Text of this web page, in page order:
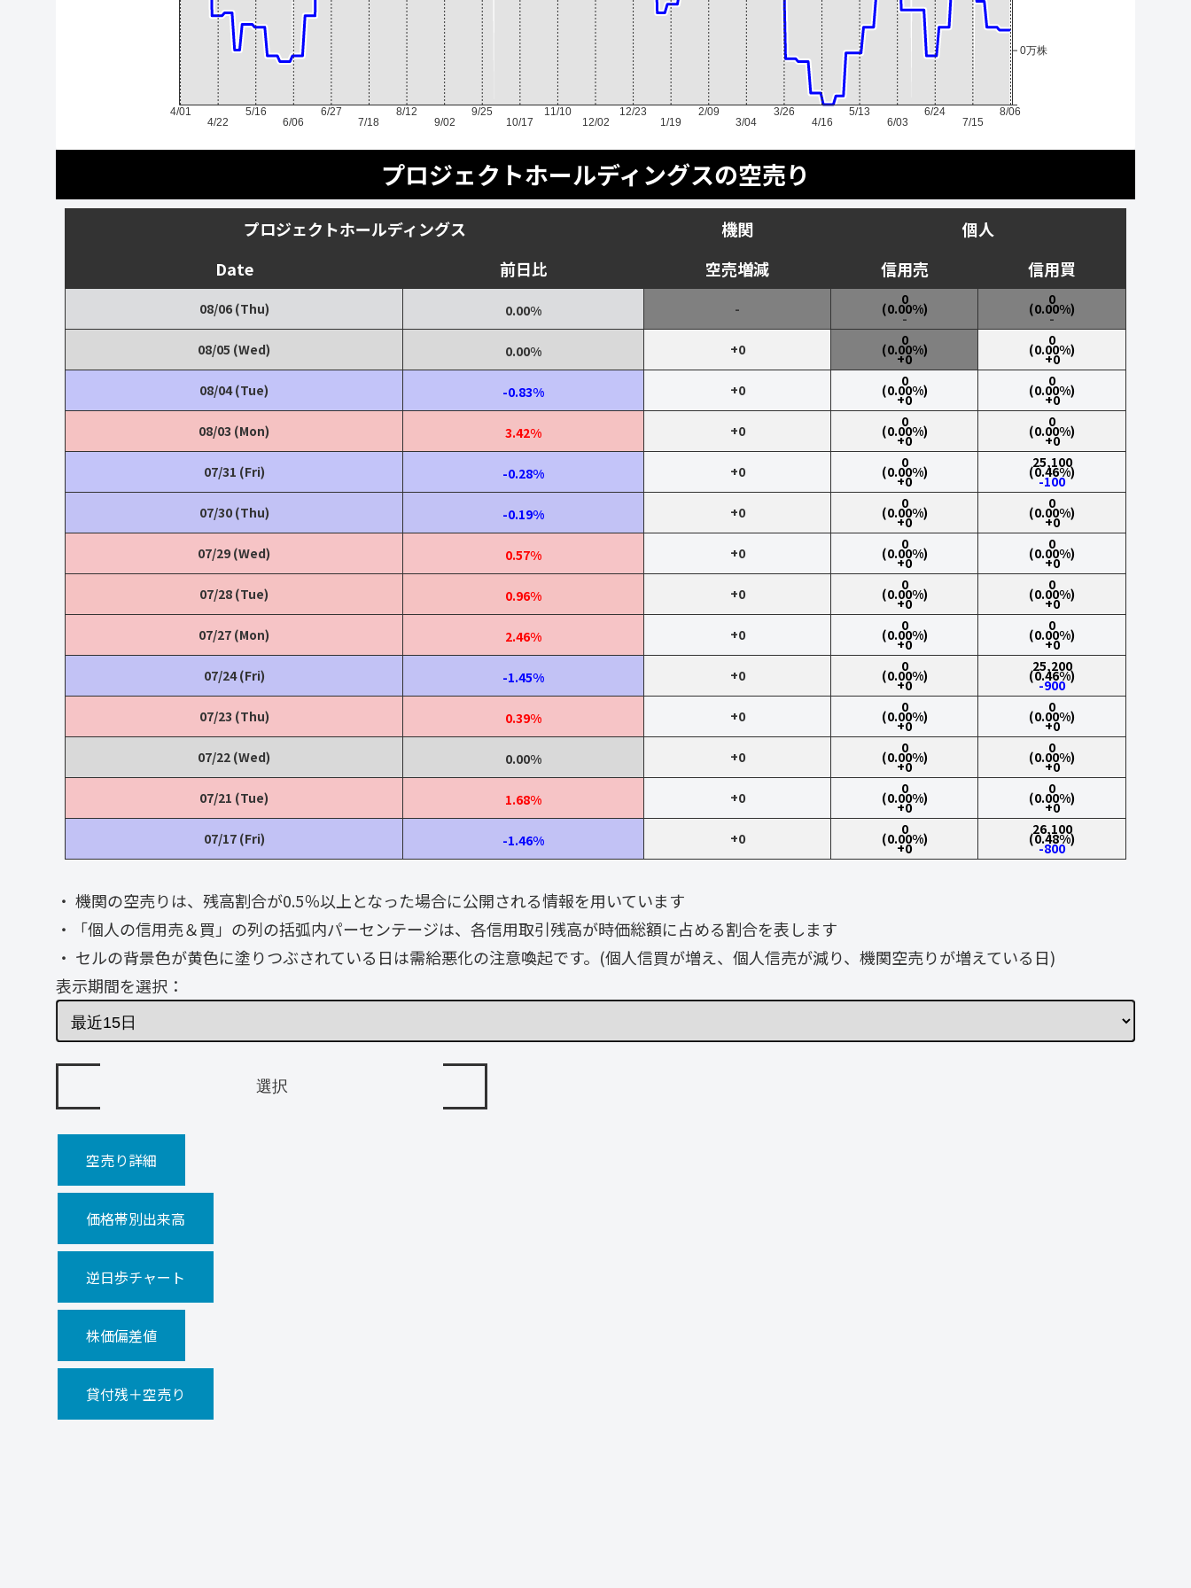
4/01
4/22
5/16
6/06
6/27
7/18
8/12
9/02
9/25
10/17
11/10
12/02
12/23
1/19
2/09
3/04
3/26
4/16
5/13
6/03
6/24
7/15
8/06
0万株
プロジェクトホールディングスの空売り
プロジェクトホールディングス 機関
個人
Date
前日比 空売増減 信用売 信用買
08/06 (Thu) 0.00% -
0
(0.00%)
-
0
(0.00%)
-
08/05 (Wed)
0.00% +0
0
(0.00%)
+0
0
(0.00%)
+0
08/04 (Tue)
-0.83% +0
0
(0.00%)
+0
0
(0.00%)
+0
08/03 (Mon)
3.42% +0
0
(0.00%)
+0
0
(0.00%)
+0
07/31 (Fri)
-0.28% +0
0
(0.00%)
+0
25,100
(0.46%)
-100
07/30 (Thu)
-0.19% +0
0
(0.00%)
+0
0
(0.00%)
+0
07/29 (Wed)
0.57% +0
0
(0.00%)
+0
0
(0.00%)
+0
07/28 (Tue)
0.96% +0
0
(0.00%)
+0
0
(0.00%)
+0
07/27 (Mon)
2.46% +0
0
(0.00%)
+0
0
(0.00%)
+0
07/24 (Fri)
-1.45% +0
0
(0.00%)
+0
25,200
(0.46%)
-900
07/23 (Thu)
0.39% +0
0
(0.00%)
+0
0
(0.00%)
+0
07/22 (Wed)
0.00% +0
0
(0.00%)
+0
0
(0.00%)
+0
07/21 (Tue)
1.68% +0
0
(0.00%)
+0
0
(0.00%)
+0
07/17 (Fri)
-1.46% +0
0
(0.00%)
+0
26,100
(0.48%)
-800
・ 機関の空売りは、残高割合が0.5％以上となった場合に公開される情報を用いています
・「個人の信用売＆買」の列の括弧内パーセンテージは、各信用取引残高が時価総額に占める割合を表します
・ セルの背景色が黄色に塗りつぶされている日は需給悪化の注意喚起です。(個人信買が増え、個人信売が減り、機関空売りが増えている日)
表示期間を選択：
空売り詳細
価格帯別出来高
逆日歩チャート
株価偏差値
貸付残＋空売り